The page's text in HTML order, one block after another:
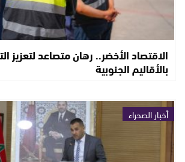
الاقتصاد الأخضر.. رهان متصاعد لتعزيز
بالأقاليم الجنوبية
أخبار الصحراء